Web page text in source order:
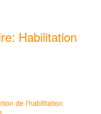
Habilitation
de l'habilitation